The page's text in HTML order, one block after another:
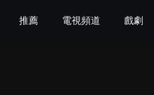
推薦 電視頻道 戲劇